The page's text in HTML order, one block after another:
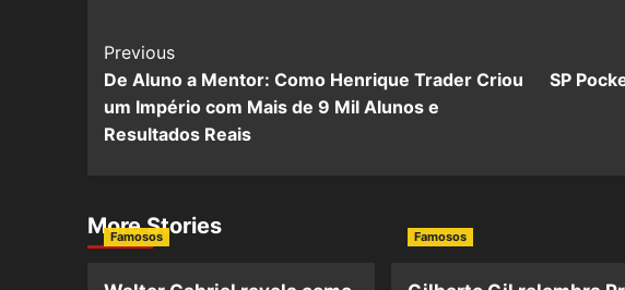
Previous
De Aluno a Mentor: Como Henrique Trader Criou
um Império com Mais de 9 Mil Alunos e
Resultados Reais
SP
More Stories
Famosos Famosos